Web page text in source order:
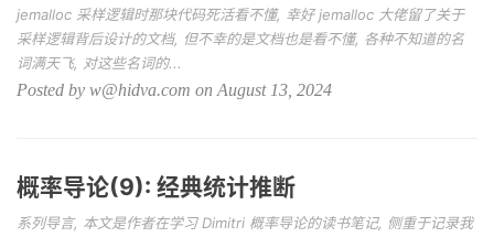
jemalloc 采样逻辑时那块代码死活看不懂, 幸好 jemalloc 大佬留了关于
采样逻辑背后设计的文档, 但不幸的是文档也是看不懂, 各种不知道的名
词满天飞, 对这些名词的...
Posted by w@hidva.com on August 13, 2024
概率导论(9): 经典统计推断
系列导言, 本文是作者在学习 Dimitri 概率导论的读书笔记, 侧重于记录我